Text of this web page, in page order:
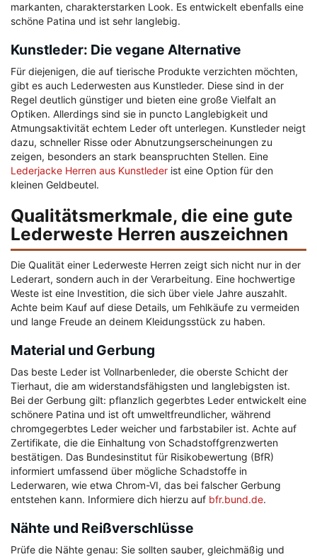
markanten, charakterstarken Look. Es entwickelt ebenfalls eine
schöne Patina und ist sehr langlebig.
Kunstleder: Die vegane Alternative
Für diejenigen, die auf tierische Produkte verzichten möchten,
gibt es auch Lederwesten aus Kunstleder. Diese sind in der
Regel deutlich günstiger und bieten eine große Vielfalt an
Optiken. Allerdings sind sie in puncto Langlebigkeit und
Atmungsaktivität echtem Leder oft unterlegen. Kunstleder neigt
dazu, schneller Risse oder Abnutzungserscheinungen zu
zeigen, besonders an stark beanspruchten Stellen. Eine
Lederjacke Herren aus Kunstleder ist eine Option für den
kleinen Geldbeutel.
Qualitätsmerkmale, die eine gute
Lederweste Herren auszeichnen
Die Qualität einer Lederweste Herren zeigt sich nicht nur in der
Lederart, sondern auch in der Verarbeitung. Eine hochwertige
Weste ist eine Investition, die sich über viele Jahre auszahlt.
Achte beim Kauf auf diese Details, um Fehlkäufe zu vermeiden
und lange Freude an deinem Kleidungsstück zu haben.
Material und Gerbung
Das beste Leder ist Vollnarbenleder, die oberste Schicht der
Tierhaut, die am widerstandsfähigsten und langlebigsten ist.
Bei der Gerbung gilt: pflanzlich gegerbtes Leder entwickelt eine
schönere Patina und ist oft umweltfreundlicher, während
chromgegerbtes Leder weicher und farbstabiler ist. Achte auf
Zertifikate, die die Einhaltung von Schadstoffgrenzwerten
bestätigen. Das Bundesinstitut für Risikobewertung (BfR)
informiert umfassend über mögliche Schadstoffe in
Lederwaren, wie etwa Chrom-VI, das bei falscher Gerbung
entstehen kann. Informiere dich hierzu auf bfr.bund.de.
Nähte und Reißverschlüsse
Prüfe die Nähte genau: Sie sollten sauber, gleichmäßig und